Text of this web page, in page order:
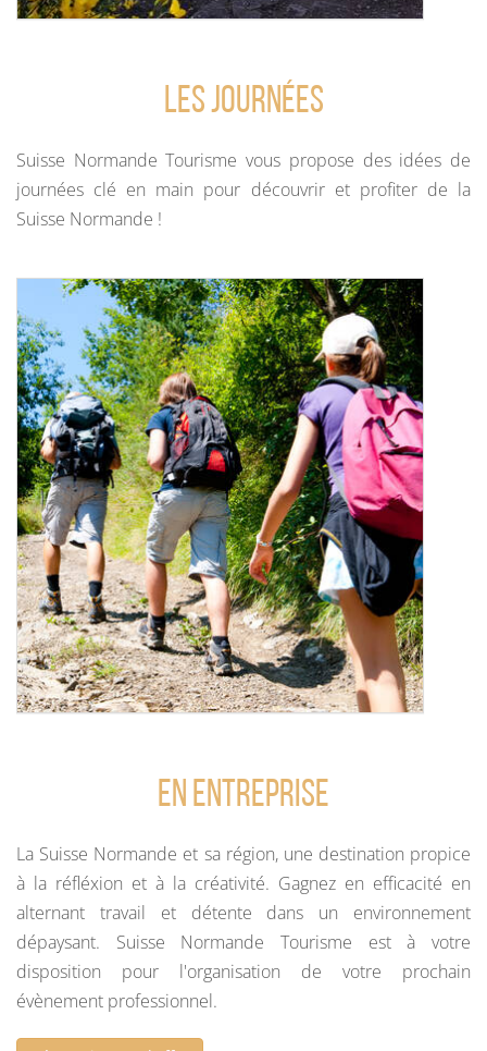
Les journées
Suisse Normande Tourisme vous propose des idées de
journées clé en main pour découvrir et profiter de la
Suisse Normande !
En entreprise
La Suisse Normande et sa région, une destination propice
à la réfléxion et à la créativité. Gagnez en efficacité en
alternant travail et détente dans un environnement
dépaysant. Suisse Normande Tourisme est à votre
disposition pour l'organisation de votre prochain
évènement professionnel.